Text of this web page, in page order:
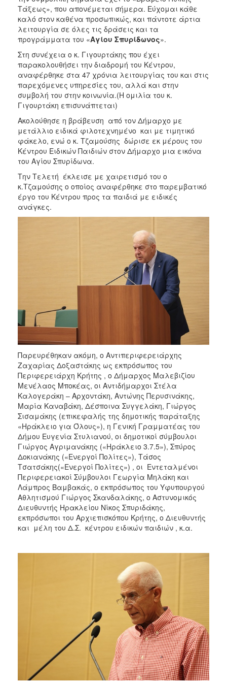
Τάξεως», που απονέμεται σήμερα. Εύχομαι κάθε
καλό στον καθένα προσωπικώς, και πάντοτε άρτια
λειτουργία σε όλες τις δράσεις και τα
προγράμματα του «Αγίου Σπυρίδωνος».
Στη συνέχεια ο κ. Γιγουρτάκης που έχει
παρακολουθήσει την διαδρομή του Κέντρου,
αναφέρθηκε στα 47 χρόνια λειτουργίας του και στις
παρεχόμενες υπηρεσίες του, αλλά και στην
συμβολή του στην κοινωνία.(Η ομιλία του κ.
Γιγουρτάκη επισυνάπτεται)
Ακολούθησε η βράβευση από τον Δήμαρχο με
μετάλλιο ειδικά φιλοτεχνημένο και με τιμητικό
φάκελο, ενώ ο κ. Τζαμούσης δώρισε εκ μέρους του
Κέντρου Ειδικών Παιδιών στον Δήμαρχο μια εικόνα
του Αγίου Σπυρίδωνα.
Την Τελετή έκλεισε με χαιρετισμό του ο
κ.Τζαμούσης ο οποίος αναφέρθηκε στο παρεμβατικό
έργο του Κέντρου προς τα παιδιά με ειδικές
ανάγκες.
Παρευρέθηκαν ακόμη, ο Αντιπεριφερειάρχης
Ζαχαρίας Δοξαστάκης ως εκπρόσωπος του
Περιφερειάρχη Κρήτης , ο Δήμαρχος Μαλεβιζίου
Μενέλαος Μποκέας, οι Αντιδήμαρχοι Στέλα
Καλογεράκη – Αρχοντάκη, Αντώνης Περυσινάκης,
Μαρία Καναβάκη, Δέσποινα Συγγελάκη, Γιώργος
Σισαμάκης (επικεφαλής της δημοτικής παράταξης
«Ηράκλειο για Όλους»), η Γενική Γραμματέας του
Δήμου Ευγενία Στυλιανού, οι δημοτικοί σύμβουλοι
Γιώργος Αγριμανάκης («Ηράκλειο 3.7.5»), Σπύρος
Δοκιανάκης («Ενεργοί Πολίτες»), Τάσος
Τσατσάκης(«Ενεργοί Πολίτες») , οι Εντεταλμένοι
Περιφερειακοί Σύμβουλοι Γεωργία Μηλάκη και
Λάμπρος Βαμβακάς, ο εκπρόσωπος του Υφυπουργού
Αθλητισμού Γιώργος Σκανδαλάκης, ο Αστυνομικός
Διευθυντής Ηρακλείου Νίκος Σπυριδάκης,
εκπρόσωποι του Αρχιεπισκόπου Κρήτης, ο Διευθυντής
και μέλη του Δ.Σ. κέντρου ειδικών παιδιών , κ.α.